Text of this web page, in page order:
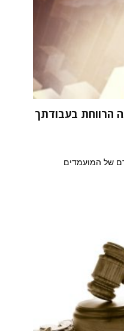
הרווחת בעבודתך
של המועמדים